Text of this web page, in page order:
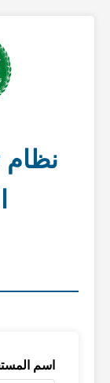
نظام
اسم